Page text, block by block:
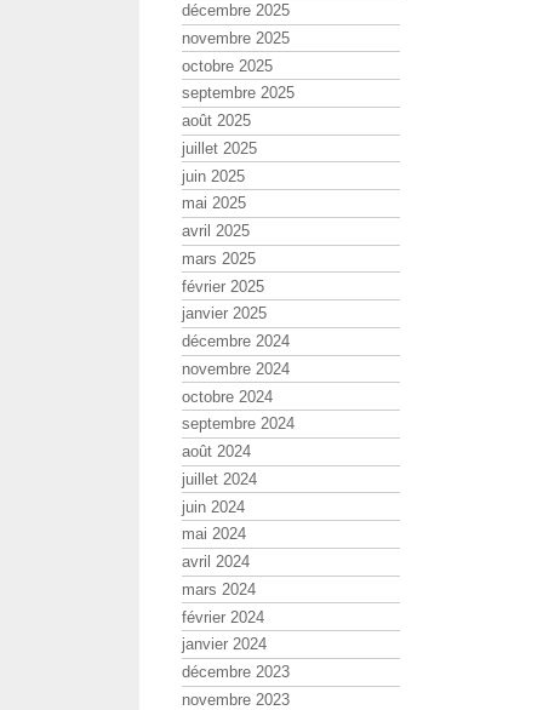
décembre 2025
novembre 2025
octobre 2025
septembre 2025
août 2025
juillet 2025
juin 2025
mai 2025
avril 2025
mars 2025
février 2025
janvier 2025
décembre 2024
novembre 2024
octobre 2024
septembre 2024
août 2024
juillet 2024
juin 2024
mai 2024
avril 2024
mars 2024
février 2024
janvier 2024
décembre 2023
novembre 2023